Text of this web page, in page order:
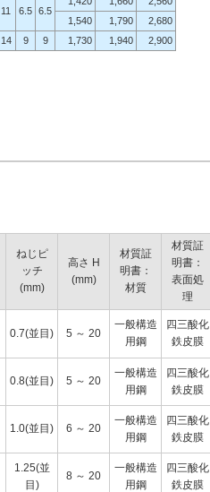
11
6.5 6.5
1,540 1,790
2,680
14 9 9 1,730 1,940 2,900
ねじピ
ッチ
(mm)
高さ H
(mm)
材質証
明書：
材質
材質証
明書：
表面処
理
0.7(並目) 5 ～ 20
一般構造
用鋼
四三酸化
鉄皮膜
0.8(並目) 5 ～ 20
一般構造
用鋼
四三酸化
鉄皮膜
1.0(並目) 6 ～ 20
一般構造
用鋼
四三酸化
鉄皮膜
1.25(並
目)
8 ～ 20
一般構造
用鋼
四三酸化
鉄皮膜